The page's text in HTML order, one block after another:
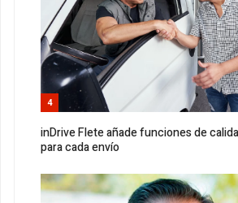
4
inDrive Flete añade funciones de
para cada envío